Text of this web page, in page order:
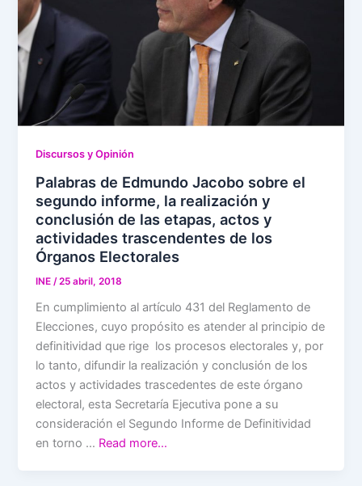
Discursos y Opinión
Palabras de Edmundo Jacobo sobre el
segundo informe, la realización y
conclusión de las etapas, actos y
actividades trascendentes de los
Órganos Electorales
INE /25 abril, 2018
En cumplimiento al artículo 431 del Reglamento de
Elecciones, cuyo propósito es atender al principio de
definitividad que rige los procesos electorales y, por
lo tanto, difundir la realización y conclusión de los
actos y actividades trascedentes de este órgano
electoral, esta Secretaría Ejecutiva pone a su
consideración el Segundo Informe de Definitividad
en torno … Read more…